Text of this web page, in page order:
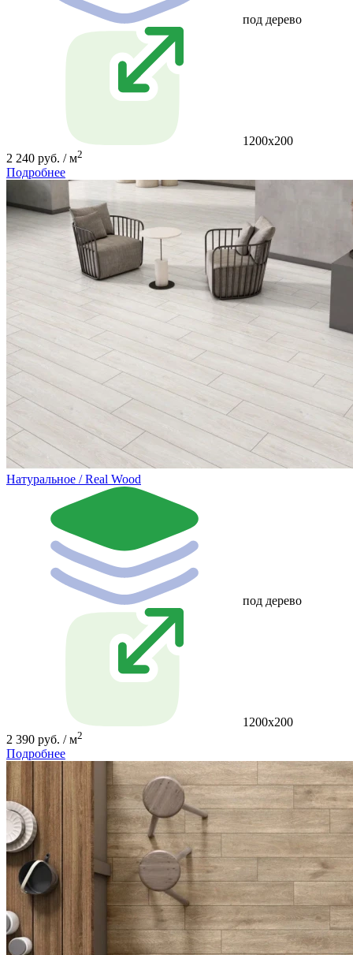
под дерево
1200х200
2 240 руб. / м2
Подробнее
Натуральное / Real Wood
под дерево
1200x200
2 390 руб. / м2
Подробнее